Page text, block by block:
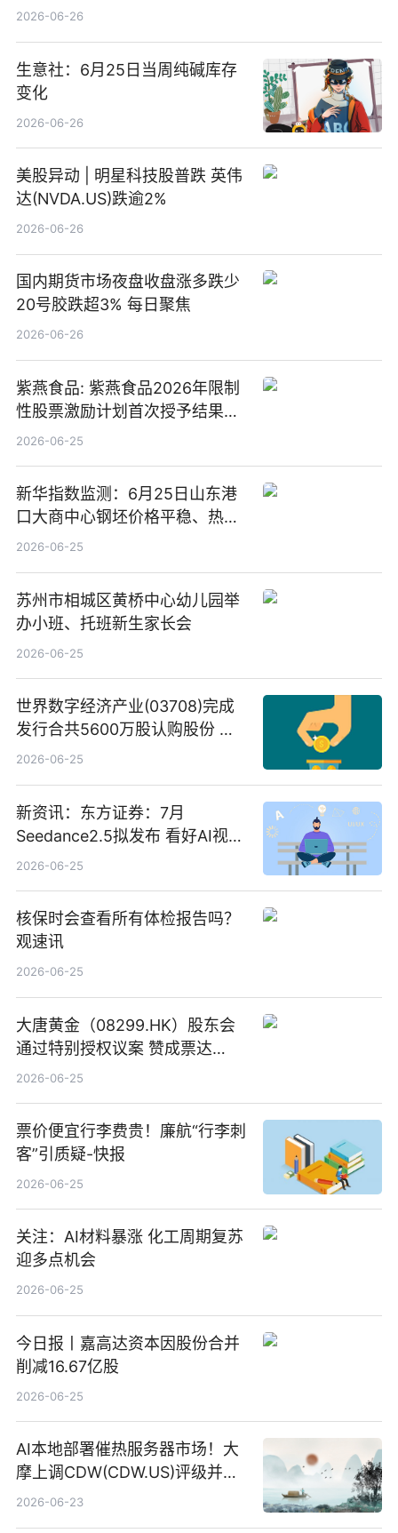
2026-06-26
生意社：6月25日当周纯碱库存
变化
2026-06-26
美股异动 | 明星科技股普跌 英伟
达(NVDA.US)跌逾2%
2026-06-26
国内期货市场夜盘收盘涨多跌少
20号胶跌超3% 每日聚焦
2026-06-26
紫燕食品: 紫燕食品2026年限制
性股票激励计划首次授予结果公
告-微资讯
2026-06-25
新华指数监测：6月25日山东港
口大商中心钢坯价格平稳、热轧
C料价格微幅下跌
2026-06-25
苏州市相城区黄桥中心幼儿园举
办小班、托班新生家长会
2026-06-25
世界数字经济产业(03708)完成
发行合共5600万股认购股份 净
筹约1007万港元 独家焦点
2026-06-25
新资讯：东方证券：7月
Seedance2.5拟发布 看好AI视频
创作工作流进一步提效
2026-06-25
核保时会查看所有体检报告吗？
观速讯
2026-06-25
大唐黄金（08299.HK）股东会
通过特别授权议案 赞成票达
100%_新动态
2026-06-25
票价便宜行李费贵！廉航“行李刺
客”引质疑-快报
2026-06-25
关注：AI材料暴涨 化工周期复苏
迎多点机会
2026-06-25
今日报丨嘉高达资本因股份合并
削减16.67亿股
2026-06-25
AI本地部署催热服务器市场！大
摩上调CDW(CDW.US)评级并看
高IBM(IBM.US)戴尔(DELL.US)
2026-06-23